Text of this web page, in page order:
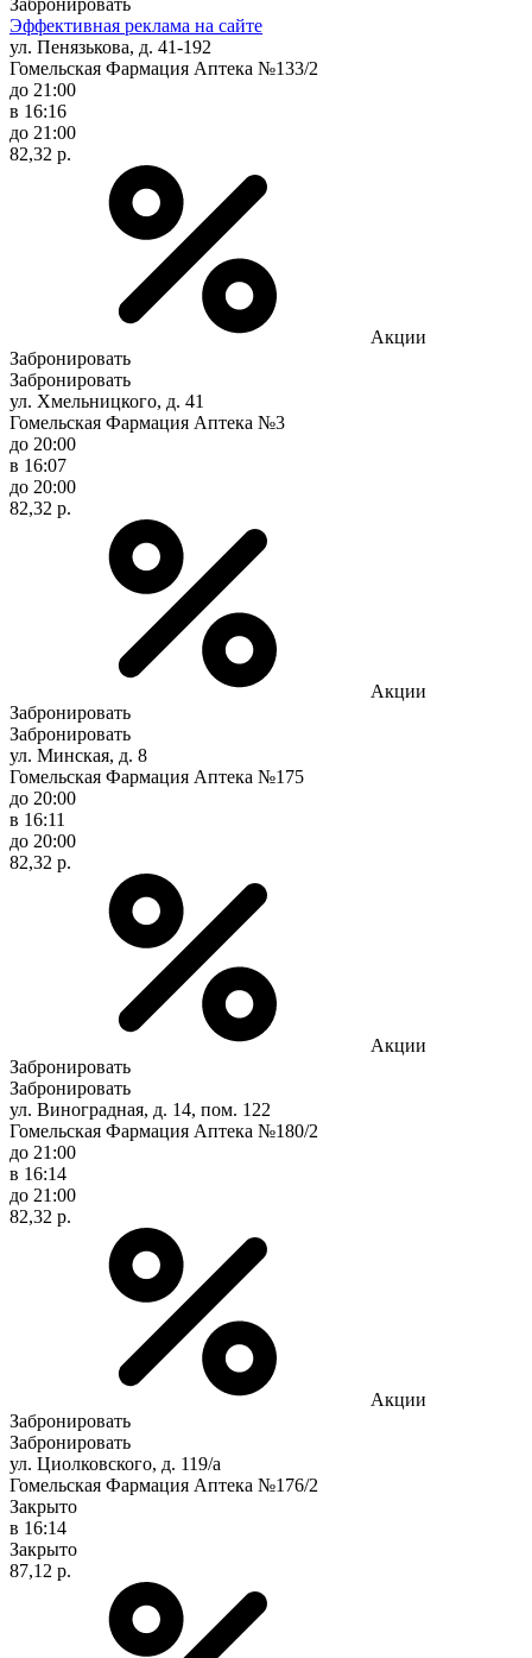
Эффективная реклама на сайте
ул. Пенязькова, д. 41-192
Гомельская Фармация Аптека №133/2
до 21:00
в 16:16
до 21:00
82,32 р.
Акции
Забронировать
Забронировать
ул. Хмельницкого, д. 41
Гомельская Фармация Аптека №3
до 20:00
в 16:07
до 20:00
82,32 р.
Акции
Забронировать
Забронировать
ул. Минская, д. 8
Гомельская Фармация Аптека №175
до 20:00
в 16:11
до 20:00
82,32 р.
Акции
Забронировать
Забронировать
ул. Виноградная, д. 14, пом. 122
Гомельская Фармация Аптека №180/2
до 21:00
в 16:14
до 21:00
82,32 р.
Акции
Забронировать
Забронировать
ул. Циолковского, д. 119/а
Гомельская Фармация Аптека №176/2
Закрыто
в 16:14
Закрыто
87,12 р.